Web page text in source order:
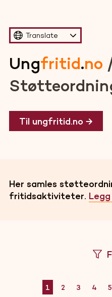
Translate
Ungfritid.no
Til ungfritid.no →
Her samles
fritidsaktiviteter.
1 2 3 4 5